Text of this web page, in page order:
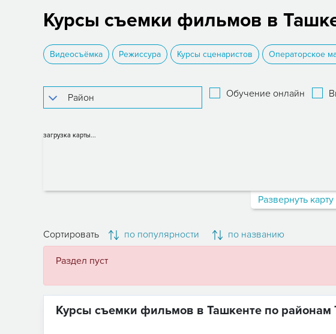
Курсы съемки фильмов в
Видеосъёмка Режиссура Курсы сценаристов Операторское
Обучение онлайн
загрузка карты...
Развернуть карту
Сортировать по популярности по названию
Раздел пуст
Курсы съемки фильмов в Ташкенте по районам